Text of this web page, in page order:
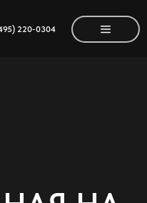
220-0304